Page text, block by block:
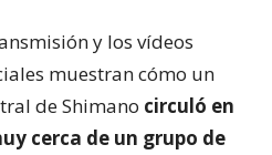
y los vídeos
muestran cómo un
de Shimano circuló en
cerca de un grupo de